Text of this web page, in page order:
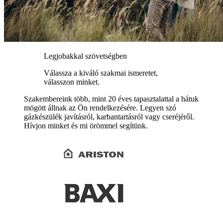
Legjobakkal szövetségben
Válassza a kiváló szakmai ismeretet,
válasszon minket.
Szakembereink több, mint 20 éves tapasztalattal a hátuk
mögött állnak az Ön rendelkezésére. Legyen szó
gázkészülék javításról, karbantartásról vagy cseréjéről.
Hívjon minket és mi örömmel segítünk.